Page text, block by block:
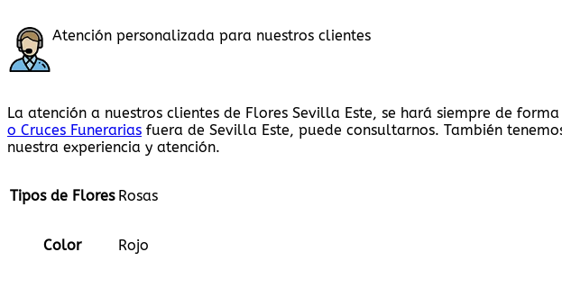
Atención personalizada para nuestros clientes
La atención a nuestros clientes de Flores Sevilla Este, se hará siempre de
o Cruces Funerarias fuera de Sevilla Este, puede consultarnos. También
nuestra experiencia y atención.
Tipos de Flores Rosas
Color Rojo